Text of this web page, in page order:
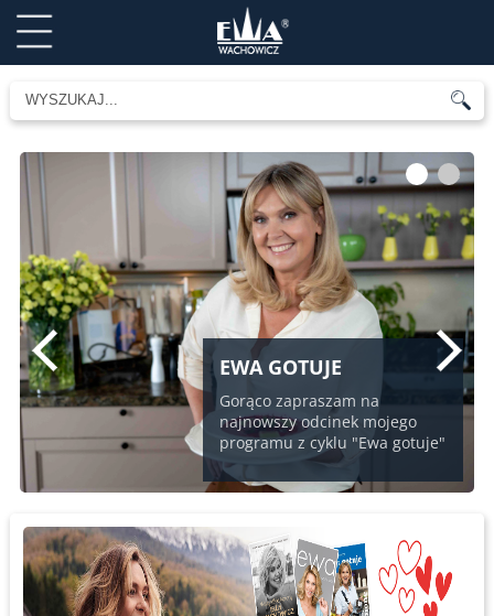
EWA GOTUJE
Gorąco zapraszam na
najnowszy odcinek mojego
programu z cyklu "Ewa gotuje"
1 2